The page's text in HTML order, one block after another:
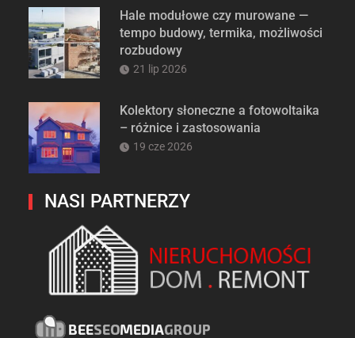
Hale modułowe czy murowane —
tempo budowy, termika, możliwości
rozbudowy
21 lip 2026
Kolektory słoneczne a fotowoltaika
– różnice i zastosowania
19 cze 2026
NASI PARTNERZY